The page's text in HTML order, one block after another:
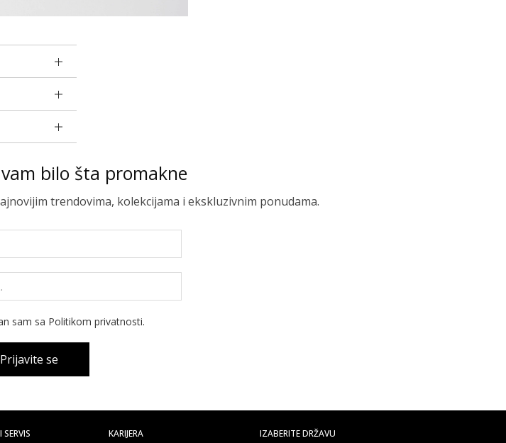
bilo šta promakne
trendovima, kolekcijama i ekskluzivnim ponudama.
sam sa Politikom privatnosti.
Prijavite se
KARIJERA IZABERITE DRŽAVU